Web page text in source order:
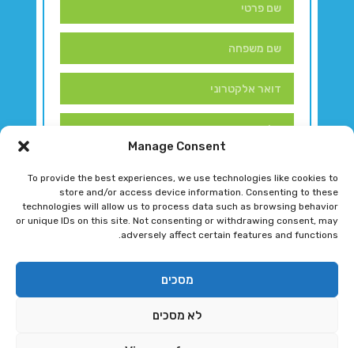
Manage Consent
To provide the best experiences, we use technologies like cookies to
store and/or access device information. Consenting to these
technologies will allow us to process data such as browsing behavior
or unique IDs on this site. Not consenting or withdrawing consent, may
adversely affect certain features and functions.
מסכים
לא מסכים